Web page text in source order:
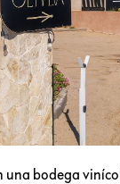
una bodega